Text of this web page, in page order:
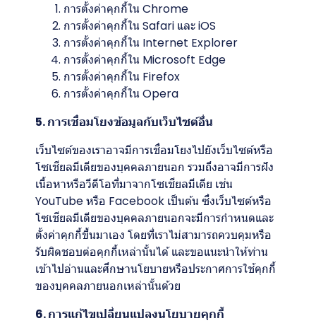
การตั้งค่าคุกกี้ใน Chrome
การตั้งค่าคุกกี้ใน Safari และiOS
การตั้งค่าคุกกี้ใน Internet Explorer
การตั้งค่าคุกกี้ใน Microsoft Edge
การตั้งค่าคุกกี้ใน Firefox
การตั้งค่าคุกกี้ใน Opera
5. การเชื่อมโยงข้อมูลกับเว็บไซต์อื่น
เว็บไซต์ของเราอาจมีการเชื่อมโยงไปยังเว็บไซต์หรือ
โซเชียลมีเดียของบุคคลภายนอก รวมถึงอาจมีการฝัง
เนื้อหาหรือวีดีโอที่มาจากโซเชียลมีเดีย เช่น
YouTube หรือ Facebook เป็นต้น ซึ่งเว็บไซต์หรือ
โซเชียลมีเดียของบุคคลภายนอกจะมีการกำหนดและ
ตั้งค่าคุกกี้ขึ้นมาเอง โดยที่เราไม่สามารถควบคุมหรือ
รับผิดชอบต่อคุกกี้เหล่านั้นได้ และขอแนะนำให้ท่าน
เข้าไปอ่านและศึกษานโยบายหรือประกาศการใช้คุกกี้
ของบุคคลภายนอกเหล่านั้นด้วย
6. การแก้ไขเปลี่ยนแปลงนโยบายคุกกี้